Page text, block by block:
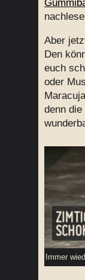
Aber
Den
euch
oder
denn
Immer